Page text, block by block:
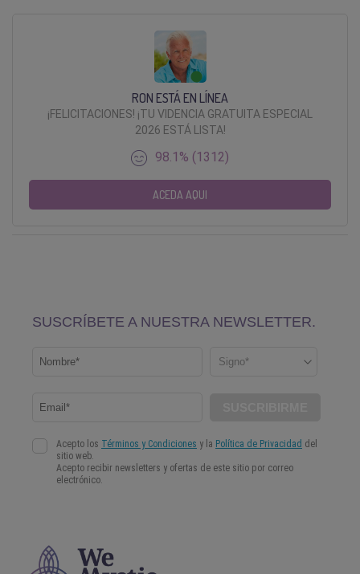
RON ESTÁ EN LÍNEA
¡FELICITACIONES! ¡TU VIDENCIA GRATUITA ESPECIAL
2026 ESTÁ LISTA!
98.1% (1312)
ACEDA AQUI